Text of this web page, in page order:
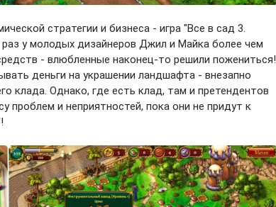
стратегии и бизнеса - игра "Все в сад 3.
у молодых дизайнеров Джил и Майка более чем
- влюбленные наконец-то решили пожениться!
деньги на украшении ландшафта - внезапно
клада. Однако, где есть клад, там и претендентов
и неприятностей, пока они не придут к